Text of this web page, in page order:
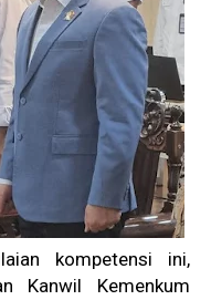
kompetensi ini,
Kanwil Kemenkum